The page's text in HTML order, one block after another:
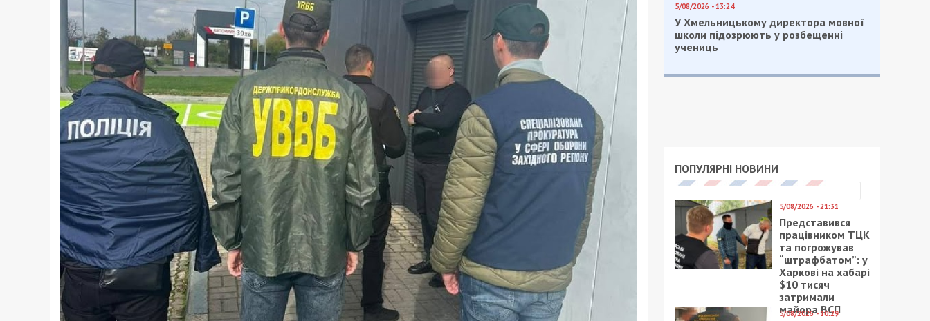
5/08/2026 - 13:24
У Хмельницькому директора мовної
школи підозрюють у розбещенні
учениць
ПОПУЛЯРНІ НОВИНИ
5/08/2026 - 21:31
Представився
працівником ТЦК
та погрожував
“штрафбатом”: у
Харкові на хабарі
$10 тисяч
затримали
майора ВСП
5/08/2026 - 10:29